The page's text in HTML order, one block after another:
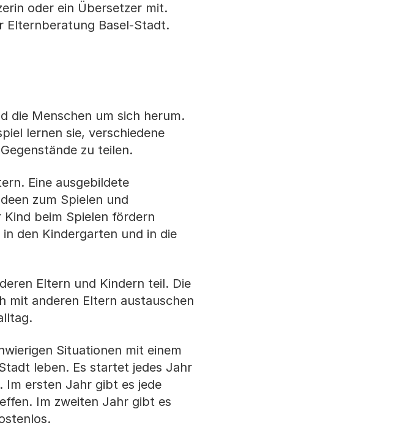
oder ein Übersetzer mit.
Elternberatung Basel-Stadt.
die Menschen um sich herum.
lernen sie, verschiedene
zu teilen.
Eine ausgebildete
zum Spielen und
Kind beim Spielen fördern
den Kindergarten und in die
Eltern und Kindern teil. Die
mit anderen Eltern austauschen
Situationen mit einem
leben. Es startet jedes Jahr
Im ersten Jahr gibt es jede
Im zweiten Jahr gibt es